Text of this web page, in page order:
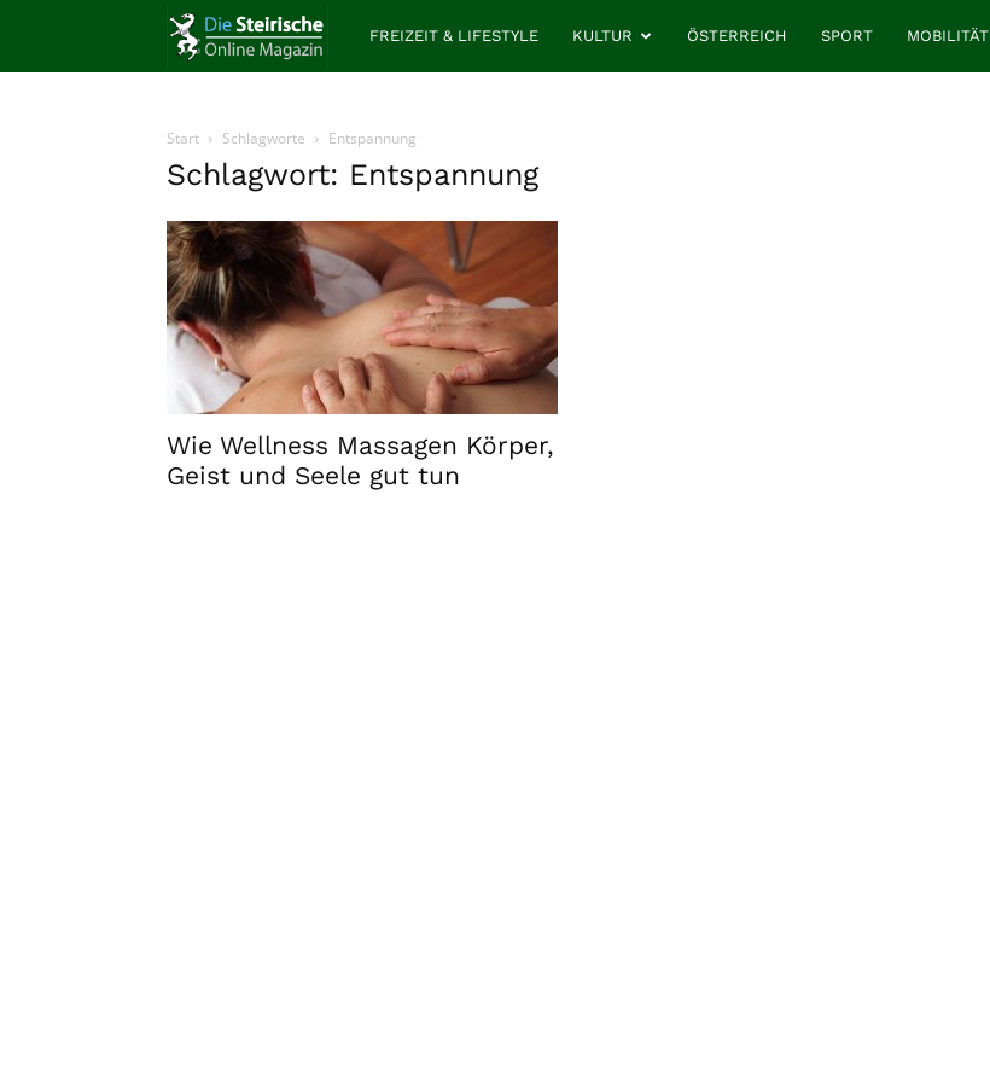
DieFREIZEIT & LIFESTYLE KULTUR ÖSTERREICH SPORT MOBILITÄT
Start Schlagworte Entspannung
Schlagwort: Entspannung
Wie Wellness Massagen Körper,
Geist und Seele gut tun